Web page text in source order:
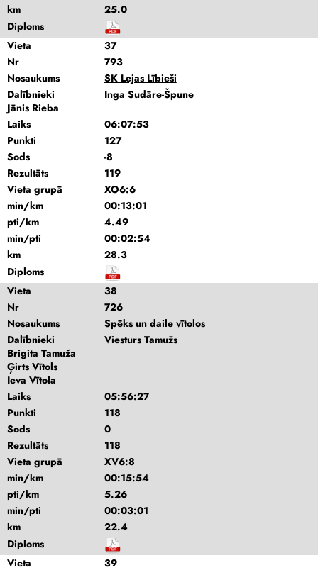
km
25.0
Diploms
Vieta
37
Nr
793
Nosaukums
SK Lejas Lībieši
Dalībnieki
Inga Sudāre-Špune
Jānis Rieba
Laiks
06:07:53
Punkti
127
Sods
-8
Rezultāts
119
Vieta grupā
XO6:6
min/km
00:13:01
pti/km
4.49
min/pti
00:02:54
km
28.3
Diploms
Vieta
38
Nr
726
Nosaukums
Spēks un daile vītolos
Dalībnieki
Viesturs Tamužs
Brigita Tamuža
Ģirts Vītols
Ieva Vītola
Laiks
05:56:27
Punkti
118
Sods
0
Rezultāts
118
Vieta grupā
XV6:8
min/km
00:15:54
pti/km
5.26
min/pti
00:03:01
km
22.4
Diploms
Vieta
39